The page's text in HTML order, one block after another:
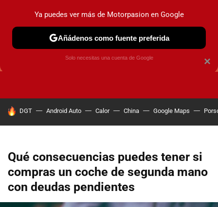
GUÍAS DE COMPRA OFERTAS DE COCHES CONSEJOS
HOY SE HABLA DE
DGT Android Auto Calor China Google Maps
Qué consecuencias puedes tener si
compras un coche de segunda mano
con deudas pendientes
×
Ya puedes ver más de Motorpasion en Google
Añádenos como fuente preferida
Solo necesitas una cuenta de Google